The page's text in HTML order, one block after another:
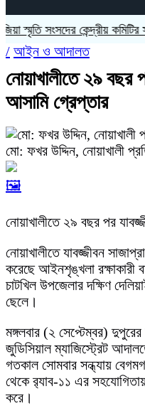
সংসদের কেন্দ্রীয় কমিটির সহ-
/ আইন ও আদালত
নোয়াখালীতে ২৯ বছর
আসামি গ্রেপ্তার
মো: ফখর উদ্দিন, নোয়াখালী
🖼️
নোয়াখালীতে ২৯ বছর পর
নোয়াখালীতে যাবজ্জীবন
করেছে আইনশৃঙ্খলা রক্ষাকারী
চাটখিল উপজেলার দক্ষিণ
ছেলে।
মঙ্গলবার (২ সেপ্টেম্বর)
জুডিসিয়াল ম্যাজিস্ট্রেট
গতকাল সোমবার সন্ধ্যায়
থেকে র‍্যাব-১১ এর
করে।